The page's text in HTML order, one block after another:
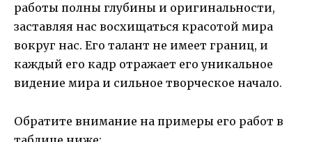
работы полны глубины и оригинальности,
заставляя нас восхищаться красотой мира
вокруг нас. Его талант не имеет границ, и
каждый его кадр отражает его уникальное
видение мира и сильное творческое начало.
Обратите внимание на примеры его работ в